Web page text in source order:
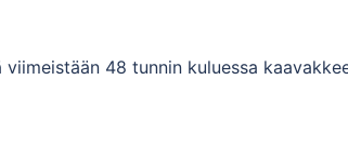
viimeistään 48 tunnin kuluessa